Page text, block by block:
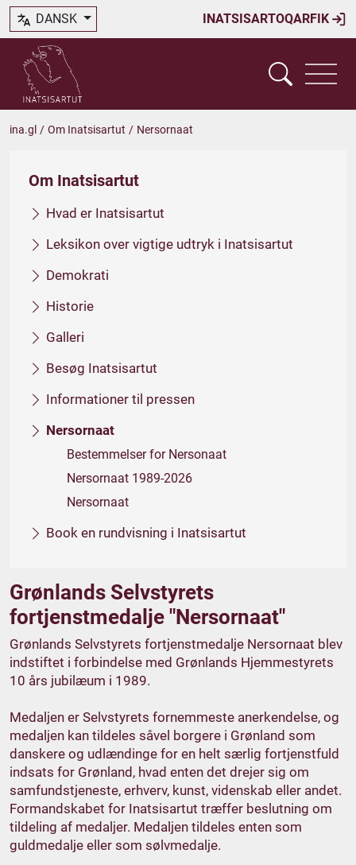
INATSISARTOQARFIK
DANSK
ina.gl / Om Inatsisartut / Nersornaat
Om Inatsisartut
Hvad er Inatsisartut
Leksikon over vigtige udtryk i Inatsisartut
Demokrati
Historie
Galleri
Besøg Inatsisartut
Informationer til pressen
Nersornaat
Bestemmelser for Nersonaat
Nersornaat 1989-2026
Nersornaat
Book en rundvisning i Inatsisartut
Grønlands Selvstyrets
fortjenstmedalje "Nersornaat"
Grønlands Selvstyrets fortjenstmedalje Nersornaat blev
indstiftet i forbindelse med Grønlands Hjemmestyrets
10 års jubilæum i 1989.
Medaljen er Selvstyrets fornemmeste anerkendelse, og
medaljen kan tildeles såvel borgere i Grønland som
danskere og udlændinge for en helt særlig fortjenstfuld
indsats for Grønland, hvad enten det drejer sig om
samfundstjeneste, erhverv, kunst, videnskab eller andet.
Formandskabet for Inatsisartut træffer beslutning om
tildeling af medaljer. Medaljen tildeles enten som
guldmedalje eller som sølvmedalje.